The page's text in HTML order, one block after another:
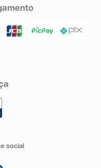
social